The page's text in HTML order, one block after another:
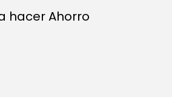
hacer Ahorro